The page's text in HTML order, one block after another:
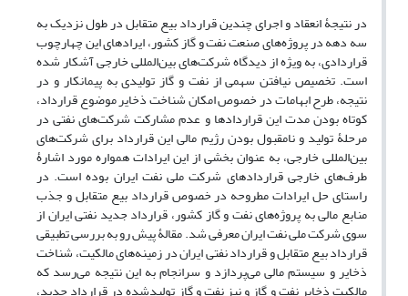
در نتیجۀ انعقاد و اجرای چندین قرارداد بیع متقابل در طول نزدیک به
سه دهه در پروژه‌های صنعت نفت و گاز کشور، ایرادهای این چهارچوب
قراردادی، به ویژه از دیدگاه شرکت‌های بین‌المللی خارجی آشکار شده
است. تخصیص نیافتن سهمی از نفت و گاز تولیدی به پیمانکار و در
نتیجه، طرح ابهامات در خصوص امکان شناخت ذخایر موضوع قرارداد،
کوتاه بودن مدت این قراردادها و عدم مشارکت شرکت‌های نفتی در
مرحلۀ تولید و نامقبول بودن رژیم مالی این قرارداد برای شرکت‌های
بین‌المللی خارجی، به عنوان بخشی از این ایرادات همواره مورد اشارۀ
طرف‌های خارجی قراردادهای شرکت ملی نفت ایران بوده است. در
راستای حل ایرادات مطروحه در خصوص قرارداد بیع متقابل و جذب
منابع مالی به پروژه‌های نفت و گاز کشور، قرارداد جدید نفتی ایران از
سوی شرکت ملی نفت ایران معرفی شد. مقالۀ پیش رو به بررسی تطبیقی
قرارداد بیع متقابل و قرارداد نفتی ایران در زمینه‌های مالکیت، شناخت
ذخایر و سیستم مالی می‌پردازد و سرانجام به این نتیجه می‌رسد که